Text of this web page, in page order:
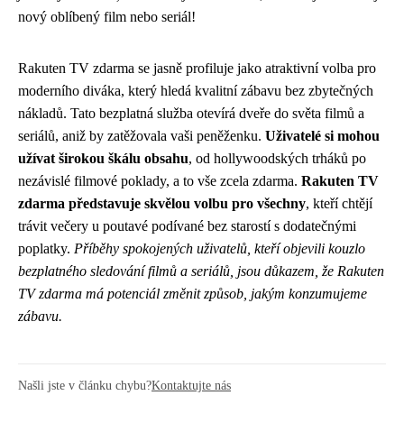
nový oblíbený film nebo seriál!
Rakuten TV zdarma se jasně profiluje jako atraktivní volba pro
moderního diváka, který hledá kvalitní zábavu bez zbytečných
nákladů. Tato bezplatná služba otevírá dveře do světa filmů a
seriálů, aniž by zatěžovala vaši peněženku. Uživatelé si mohou
užívat širokou škálu obsahu, od hollywoodských trháků po
nezávislé filmové poklady, a to vše zcela zdarma. Rakuten TV
zdarma představuje skvělou volbu pro všechny, kteří chtějí
trávit večery u poutavé podívané bez starostí s dodatečnými
poplatky. Příběhy spokojených uživatelů, kteří objevili kouzlo
bezplatného sledování filmů a seriálů, jsou důkazem, že Rakuten
TV zdarma má potenciál změnit způsob, jakým konzumujeme
zábavu.
Našli jste v článku chybu?Kontaktujte nás